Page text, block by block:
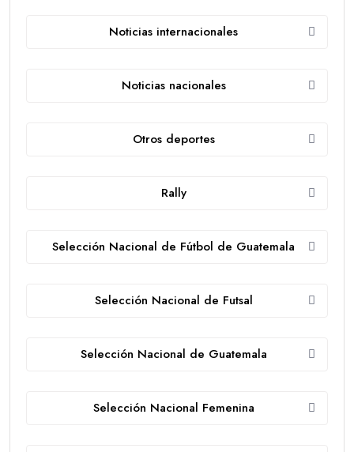
Noticias internacionales
Noticias nacionales
Otros deportes
Rally
Selección Nacional de Fútbol de Guatemala
Selección Nacional de Futsal
Selección Nacional de Guatemala
Selección Nacional Femenina